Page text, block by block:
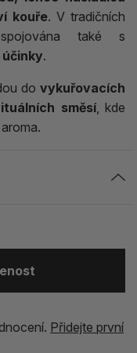
kouře. V tradičních
také s
.
do vykuřovacích
směsí, kde
Přidejte první